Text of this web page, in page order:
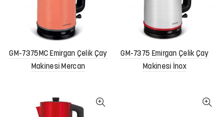
GM-7375MC Emirgan Çelik Çay
Makinesi Mercan
GM-7375 Emirgan Çelik Çay
Makinesi İnox